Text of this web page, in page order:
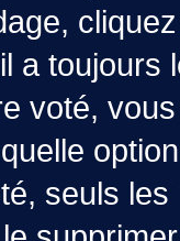
a toujours
voté,
seuls